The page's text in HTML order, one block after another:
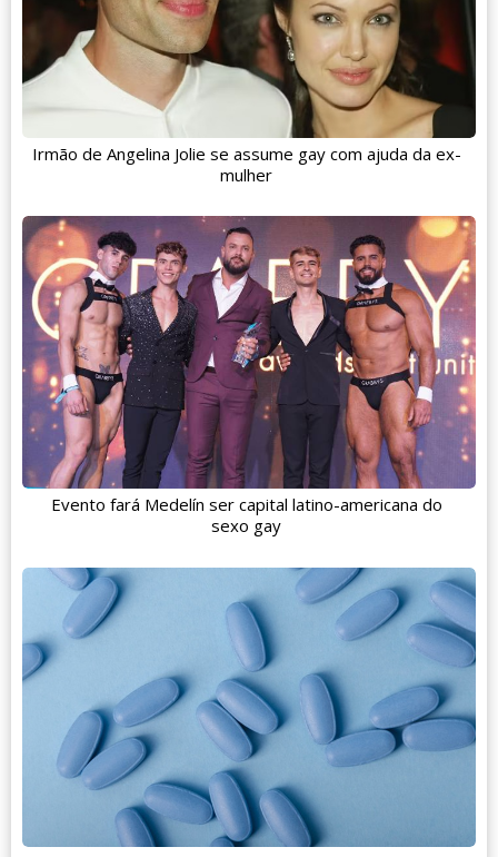
Irmão de Angelina Jolie se assume gay com ajuda da ex-
mulher
Evento fará Medelín ser capital latino-americana do
sexo gay